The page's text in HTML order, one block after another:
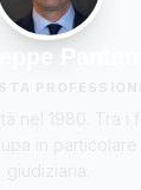
Pantano